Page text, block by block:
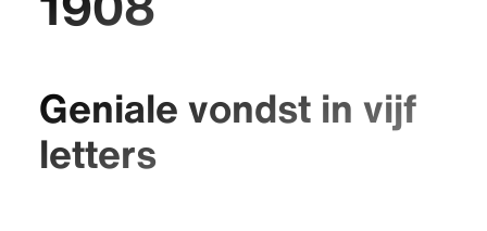
Geniale vondst in vijf
letters